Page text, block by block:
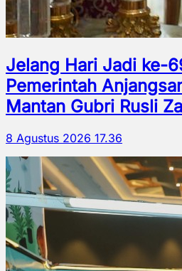
Jelang Hari Jadi ke-
Pemerintah
Mantan Gubri Rusli
8 Agustus 2026 17.36